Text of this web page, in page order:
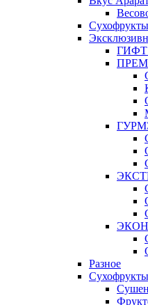
ГИФТ
Разное